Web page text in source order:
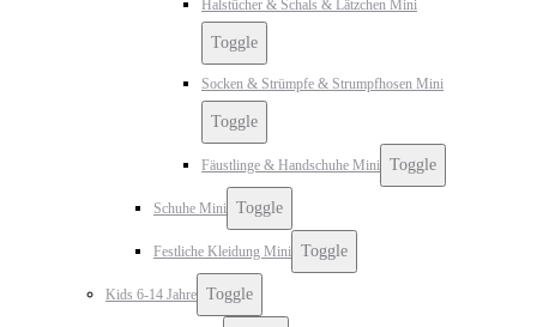
Halstücher & Schals & Lätzchen Mini
Toggle
Socken & Strümpfe & Strumpfhosen Mini
Toggle
Fäustlinge & Handschuhe Mini Toggle
Schuhe Mini Toggle
Festliche Kleidung Mini Toggle
Kids 6-14 Jahre Toggle